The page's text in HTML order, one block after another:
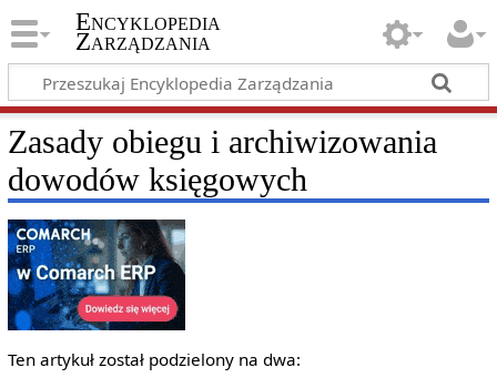
Encyklopedia
Zarządzania
Zasady obiegu i archiwizowania
dowodów księgowych
Ten artykuł został podzielony na dwa: